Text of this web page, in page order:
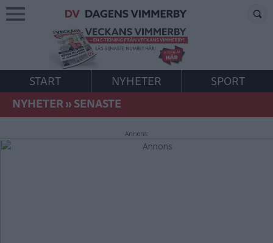
START NYHETER
SPORT
NYHETER»SENASTE
Annons: